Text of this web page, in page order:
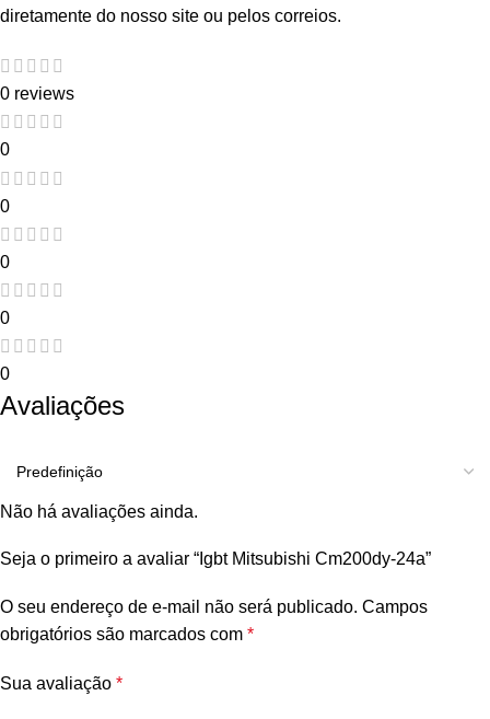
diretamente do nosso site ou pelos correios.
0 reviews
0
0
0
0
0
Avaliações
Não há avaliações ainda.
Seja o primeiro a avaliar “Igbt Mitsubishi Cm200dy-24a”
O seu endereço de e-mail não será publicado. Campos
obrigatórios são marcados com *
Sua avaliação *